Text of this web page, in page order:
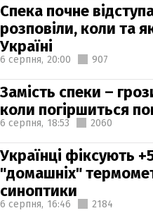
Спека почне
розповіли, коли та
Україні
6 серпня, 20:00 907
Замість спеки –
коли погіршиться
6 серпня, 18:53 2060
Українці фіксують
"домашніх"
синоптики
6 серпня, 16:46 2184